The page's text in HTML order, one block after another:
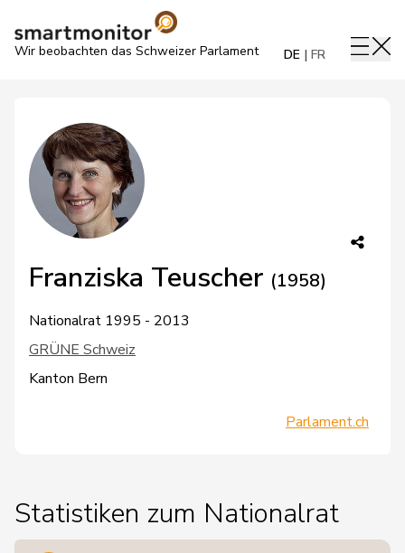
Wir beobachten das Schweizer Parlament DE FR
Franziska Teuscher (1958)
Nationalrat 1995 - 2013
GRÜNE Schweiz
Kanton Bern
Parlament.ch
Statistiken zum Nationalrat